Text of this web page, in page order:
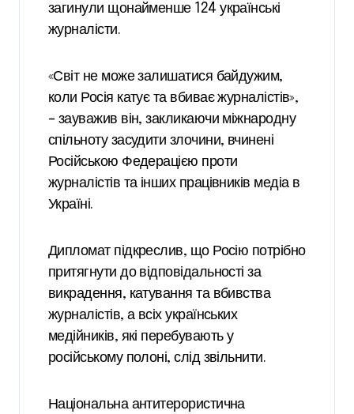
загинули щонайменше 124 українські
журналісти.
«Світ не може залишатися байдужим,
коли Росія катує та вбиває журналістів»,
– зауважив він, закликаючи міжнародну
спільноту засудити злочини, вчинені
Російською Федерацією проти
журналістів та інших працівників медіа в
Україні.
Дипломат підкреслив, що Росію потрібно
притягнути до відповідальності за
викрадення, катування та вбивства
журналістів, а всіх українських
медійників, які перебувають у
російському полоні, слід звільнити.
Національна антитерористична